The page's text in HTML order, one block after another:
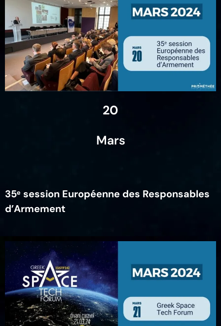
20
Mars
35ᵉ session Européenne des Responsables
d’Armement